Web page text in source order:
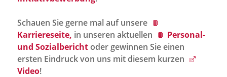
bbw als Arbeitgeber
Jobportal
Presse und Medien
Schauen Sie gerne mal auf unsere
Karriereseite, in unseren aktuellen
Personal-
und Sozialberichtoder gewinnen Sie einen
ersten Eindruck von uns mit diesem kurzen
Video!